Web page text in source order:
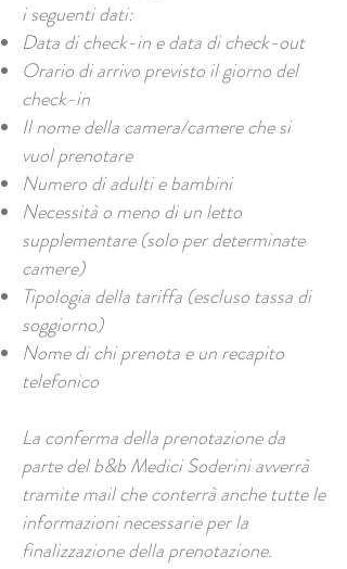
i seguenti dati:
Data di check-in e data di check-out
Orario di arrivo previsto il giorno del
check-in
Il nome della camera/camere che si
vuol prenotare
Numero di adulti e bambini
Necessità o meno di un letto
supplementare (solo per determinate
camere)
Tipologia della tariffa (escluso tassa di
soggiorno)
Nome di chi prenota e un recapito
telefonico
La conferma della prenotazione da
parte del b&b Medici Soderini avverrà
tramite mail che conterrà anche tutte le
informazioni necessarie per la
finalizzazione della prenotazione.